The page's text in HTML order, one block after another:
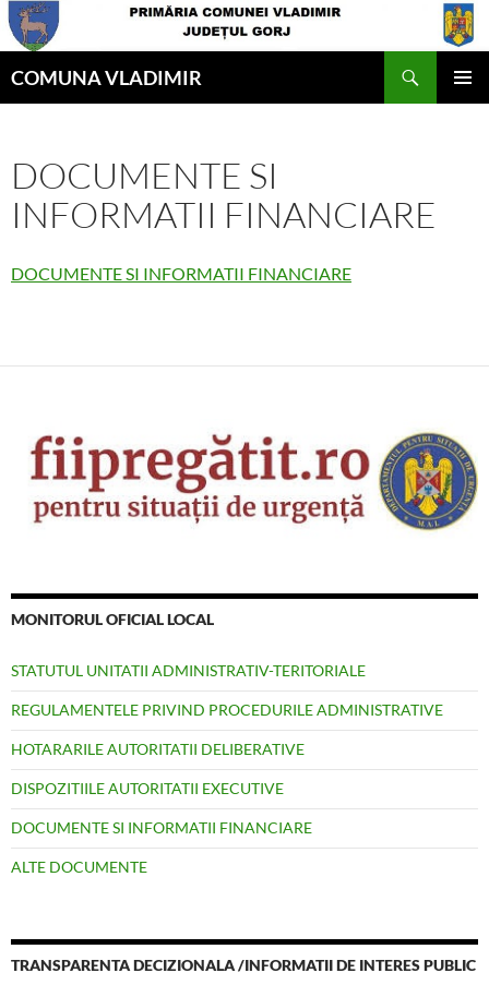
Skip
to
COMUNA VLADIMIR
DOCUMENTE SI
INFORMATII FINANCIARE
DOCUMENTE SI INFORMATII FINANCIARE
MONITORUL OFICIAL LOCAL
STATUTUL UNITATII ADMINISTRATIV-TERITORIALE
REGULAMENTELE PRIVIND PROCEDURILE ADMINISTRATIVE
HOTARARILE AUTORITATII DELIBERATIVE
DISPOZITIILE AUTORITATII EXECUTIVE
DOCUMENTE SI INFORMATII FINANCIARE
ALTE DOCUMENTE
TRANSPARENTA DECIZIONALA /INFORMATII DE INTERES PUBLIC